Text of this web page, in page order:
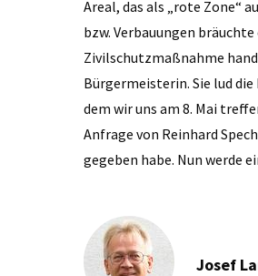
Areal, das als „rote Zone“
bzw. Verbauungen
Zivilschutzmaßnahme
Bürgermeisterin. Sie lud
dem wir uns am 8. Mai
Anfrage von Reinhard
gegeben habe. Nun werde
Josef